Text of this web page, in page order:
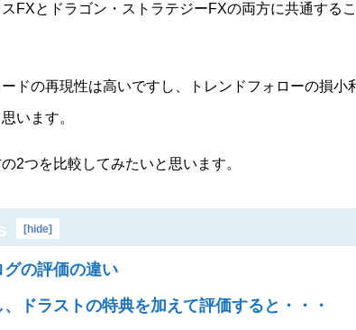
FXとドラゴン・ストラテジーFXの両方に共通するこ
ドの再現性は高いですし、トレンドフォローの損小
います。
2つを比較してみたいと思います。
[hide]
グの評価の違い
、ドラストの特典を加えて評価すると・・・